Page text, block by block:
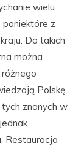
wielu
z
Do takich
można
Polskę
znanych w
Restauracja